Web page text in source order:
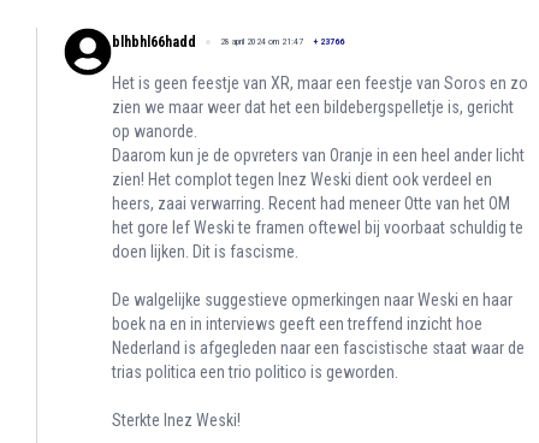
blhbhl66hadd 28 april 2024 om 21:47 + 23766
Het is geen feestje van XR, maar een feestje van Soros en zo
zien we maar weer dat het een bildebergspelletje is, gericht
op wanorde.
Daarom kun je de opvreters van Oranje in een heel ander licht
zien! Het complot tegen Inez Weski dient ook verdeel en
heers, zaai verwarring. Recent had meneer Otte van het OM
het gore lef Weski te framen oftewel bij voorbaat schuldig te
doen lijken. Dit is fascisme.
De walgelijke suggestieve opmerkingen naar Weski en haar
boek na en in interviews geeft een treffend inzicht hoe
Nederland is afgegleden naar een fascistische staat waar de
trias politica een trio politico is geworden.
Sterkte Inez Weski!